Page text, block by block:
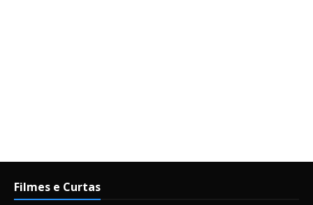
Filmes e Curtas